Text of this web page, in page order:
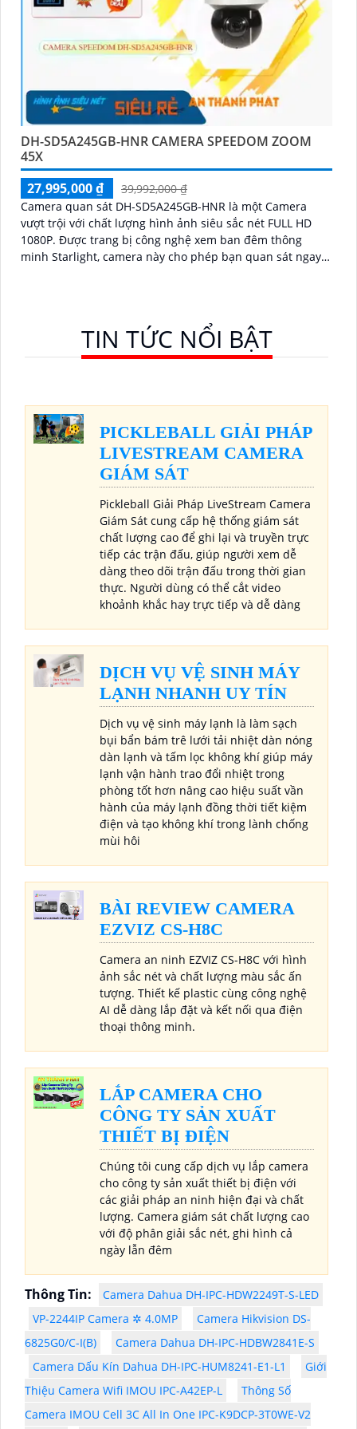
DH-SD5A245GB-HNR CAMERA SPEEDOM ZOOM
45X
27,995,000 ₫
39,992,000 ₫
Camera quan sát DH-SD5A245GB-HNR là một Camera
vượt trội với chất lượng hình ảnh siêu sắc nét FULL HD
1080P. Được trang bị công nghệ xem ban đêm thông
minh Starlight, camera này cho phép bạn quan sát ngay
TIN TỨC NỔI BẬT
PICKLEBALL GIẢI PHÁP
LIVESTREAM CAMERA
GIÁM SÁT
Pickleball Giải Pháp LiveStream Camera
Giám Sát cung cấp hệ thống giám sát
chất lượng cao để ghi lại và truyền trực
tiếp các trận đấu, giúp người xem dễ
dàng theo dõi trận đấu trong thời gian
thực. Người dùng có thể cắt video
khoảnh khắc hay trực tiếp và dễ dàng
DỊCH VỤ VỆ SINH MÁY
LẠNH NHANH UY TÍN
Dịch vụ vệ sinh máy lạnh là làm sạch
bụi bẩn bám trê lưới tải nhiệt dàn nóng
dàn lạnh và tấm lọc không khí giúp máy
lạnh vận hành trao đổi nhiệt trong
phòng tốt hơn nâng cao hiệu suất vần
hành của máy lạnh đồng thời tiết kiệm
điện và tạo không khí trong lành chống
mùi hôi
BÀI REVIEW CAMERA
EZVIZ CS-H8C
Camera an ninh EZVIZ CS-H8C với hình
ảnh sắc nét và chất lượng màu sắc ấn
tượng. Thiết kế plastic cùng công nghệ
AI dễ dàng lắp đặt và kết nối qua điện
thoại thông minh.
LẮP CAMERA CHO
CÔNG TY SẢN XUẤT
THIẾT BỊ ĐIỆN
Chúng tôi cung cấp dịch vụ lắp camera
cho công ty sản xuất thiết bị điện với
các giải pháp an ninh hiện đại và chất
lượng. Camera giám sát chất lượng cao
với độ phân giải sắc nét, ghi hình cả
ngày lẫn đêm
Thông Tin:
Camera Dahua DH-IPC-HDW2249T-S-LED
VP-2244IP Camera ✲ 4.0MP
Camera Hikvision DS-
6825G0/C-I(B)
Camera Dahua DH-IPC-HDBW2841E-S
Camera Dấu Kín Dahua DH-IPC-HUM8241-E1-L1
Giới
Thiệu Camera Wifi IMOU IPC-A42EP-L
Thông Số
Camera IMOU Cell 3C All In One IPC-K9DCP-3T0WE-V2